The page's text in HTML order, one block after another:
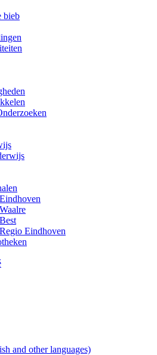
bieb
Eindhoven
and other languages)